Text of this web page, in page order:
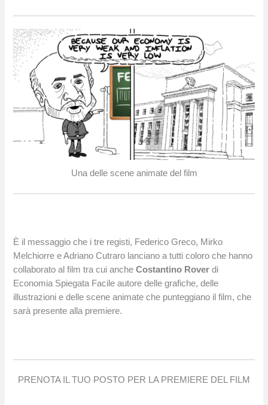
Una delle scene animate del film
È il messaggio che i tre registi, Federico Greco, Mirko
Melchiorre e Adriano Cutraro lanciano a tutti coloro che hanno
collaborato al film tra cui ancheCostantino Rover di
Economia Spiegata Facile autore delle grafiche, delle
illustrazioni e delle scene animate che punteggiano il film, che
sarà presente alla premiere.
PRENOTA IL TUO POSTO PER LA PREMIERE DEL FILM